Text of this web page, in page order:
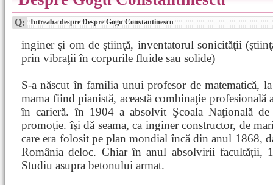
Q: Intreaba despre Despre Gogu Constantinescu
inginer şi om de ştiinţă, inventatorul sonicităţii
prin vibraţii în corpurile fluide sau solide)
S-a născut în familia unui profesor de matematică,
mama fiind pianistă, această combinaţie
în carieră. în 1904 a absolvit Şcoala Naţională
promoţie. îşi dă seama, ca inginer constructor, de
care era folosit pe plan mondial încă din anul 1868,
România deloc. Chiar în anul absolvirii facultăţii,
Studiu asupra betonului armat.